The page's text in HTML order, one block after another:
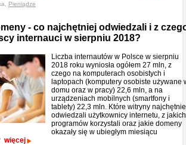
Pieniądze
- co najchętniej odwiedzali i z
internauci w sierpniu 2018?
Liczba internautów w Polsce w sierpniu
2018 roku wyniosła ogółem 27 mln, z
czego na komputerach osobistych i
laptopach (komputery osobiste używane
domu oraz w pracy) 22,6 mln, a na
urządzeniach mobilnych (smartfony i
tablety) 22,3 mln. Które witryny
odwiedzali użytkownicy internetu, z jakich
programów korzystali oraz jakie domeny
okazały się w ubiegłym miesiącu
więcej